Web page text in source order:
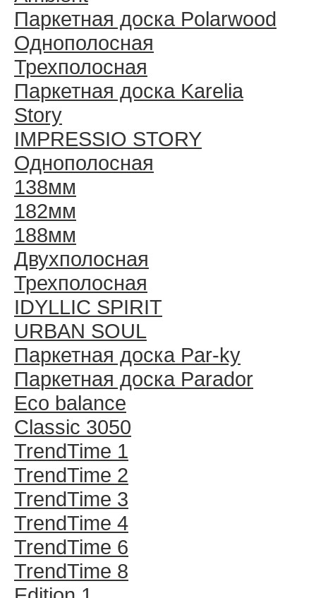
Паркетная доска Polarwood
Однополосная
Трехполосная
Паркетная доска Karelia
Story
IMPRESSIO STORY
Однополосная
138мм
182мм
188мм
Двухполосная
Трехполосная
IDYLLIC SPIRIT
URBAN SOUL
Паркетная доска Par-ky
Паркетная доска Parador
Eco balance
Classic 3050
TrendTime 1
TrendTime 2
TrendTime 3
TrendTime 4
TrendTime 6
TrendTime 8